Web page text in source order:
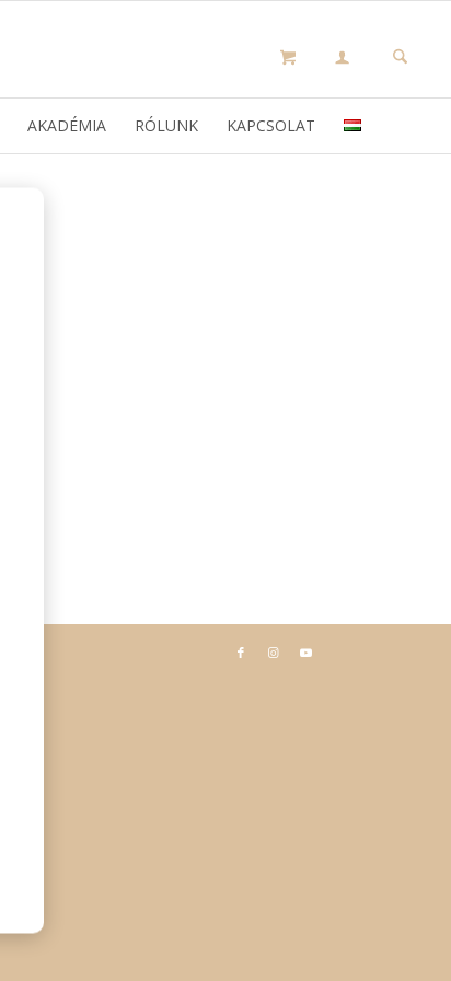
AKADÉMIA RÓLUNK KAPCSOLAT